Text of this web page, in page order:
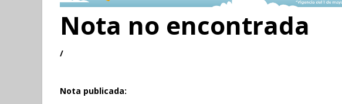
Nota no encontrada
/
Nota publicada: